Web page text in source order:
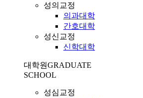
성의교정
의과대학
간호대학
성신교정
신학대학
대학원GRADUATE
SCHOOL
성심교정